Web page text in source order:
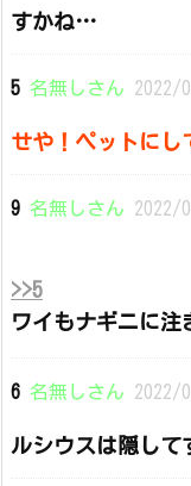
すかね…
5 名無しさん 2022/
せや！ペットにし
9 名無しさん 2022/
>>5
ワイもナギニに注
6 名無しさん 2022/
ルシウスは隠して